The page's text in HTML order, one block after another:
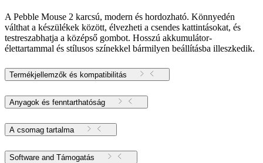
A Pebble Mouse 2 karcsú, modern és hordozható. Könnyedén
válthat a készülékek között, élvezheti a csendes kattintásokat, és
testreszabhatja a középső gombot. Hosszú akkumulátor-
élettartammal és stílusos színekkel bármilyen beállításba illeszkedik.
Termékjellemzők és kompatibilitás
Anyagok és fenntarthatóság
A csomag tartalma
Software and Támogatás